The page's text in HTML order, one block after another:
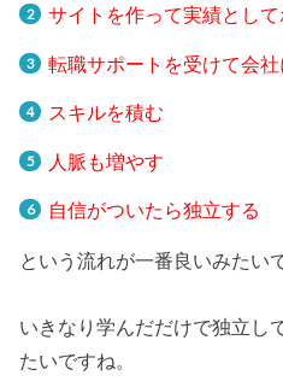
サイトを作って実績とし
転職サポートを受けて会社
スキルを積む
人脈も増やす
自信がついたら独立する
という流れが一番良いみたい
いきなり学んだだけで独立し
たいですね。